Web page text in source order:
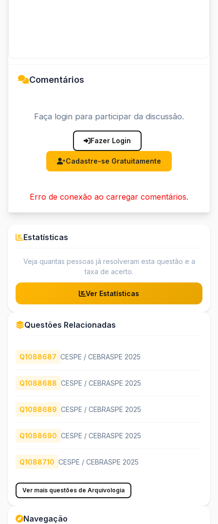
Comentários
Faça login para participar da discussão.
Fazer Login
Cadastre-se Gratuitamente
Erro de conexão ao carregar comentários.
Estatísticas
Veja quantas pessoas já resolveram esta questão e a
taxa de acerto.
Ver Estatísticas
Questões Relacionadas
Q1088687 CESPE / CEBRASPE 2025
Q1088688 CESPE / CEBRASPE 2025
Q1088689 CESPE / CEBRASPE 2025
Q1088690 CESPE / CEBRASPE 2025
Q1088710 CESPE / CEBRASPE 2025
Ver mais questões de Arquivologia
Navegação